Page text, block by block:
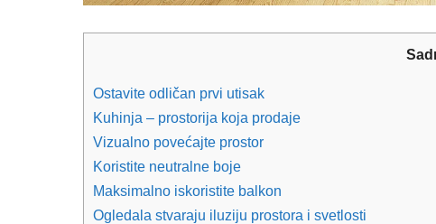
Ostavite odličan prvi utisak
Kuhinja – prostorija koja prodaje
Vizualno povećajte prostor
Koristite neutralne boje
Maksimalno iskoristite balkon
Ogledala stvaraju iluziju prostora i svetlosti